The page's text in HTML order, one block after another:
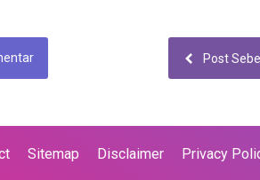
Post
Sitemap Disclaimer Privacy